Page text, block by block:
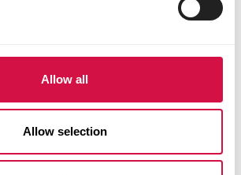
Allow all
Allow selection